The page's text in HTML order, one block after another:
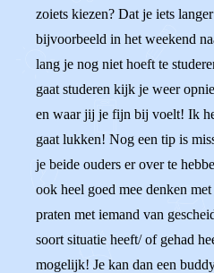
zoiets kiezen? Dat je iets
bijvoorbeeld in het weekend
lang je nog niet hoeft te
gaat studeren kijk je weer
en waar jij je fijn bij voelt! Ik
gaat lukken! Nog een tip is
je beide ouders er over te
ook heel goed mee denken
praten met iemand van
soort situatie heeft/ of gehad
mogelijk! Je kan dan een